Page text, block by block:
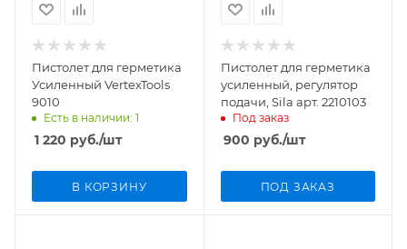
Пистолет для герметика
Усиленный VertexTools
9010
Есть в наличии: 1
1 220 руб./шт
В КОРЗИНУ
Пистолет для герметика
усиленный, регулятор
подачи, Sila арт. 2210103
Под заказ
900 руб./шт
ПОД ЗАКАЗ